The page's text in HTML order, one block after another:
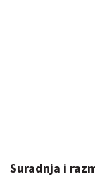
Suradnja i